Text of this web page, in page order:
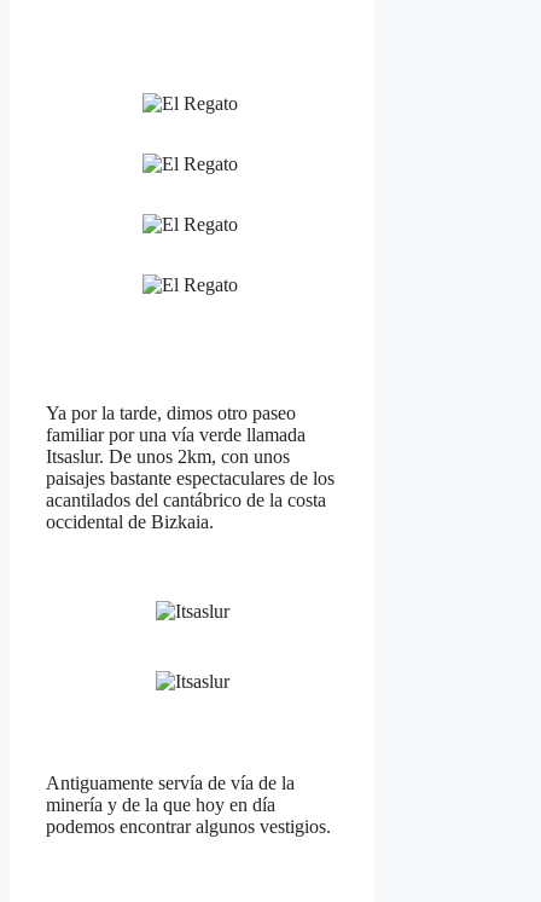
Ya por la tarde, dimos otro paseo
familiar por una vía verde llamada
Itsaslur. De unos 2km, con unos
paisajes bastante espectaculares de los
acantilados del cantábrico de la costa
occidental de Bizkaia.
Antiguamente servía de vía de la
minería y de la que hoy en día
podemos encontrar algunos vestigios.